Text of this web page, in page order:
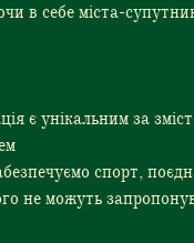
в себе міста-
є унікальним за
спорт,
не можуть